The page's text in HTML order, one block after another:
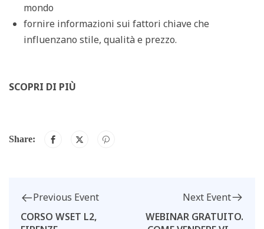
mondo
fornire informazioni sui fattori chiave che
influenzano stile, qualità e prezzo.
SCOPRI DI PIÙ
Share:
Previous Event
CORSO WSET L2,
Next Event
WEBINAR GRATUITO.